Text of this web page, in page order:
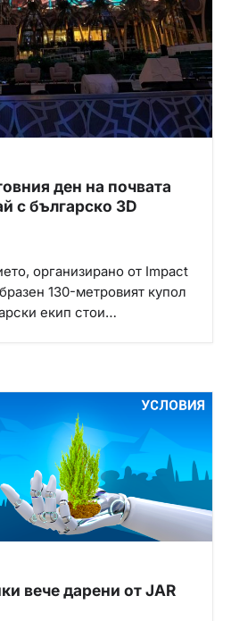
ден на почвата
с българско 3D
организирано от Impact
130-метровият купoл
екип стои…
вече дарени от JAR